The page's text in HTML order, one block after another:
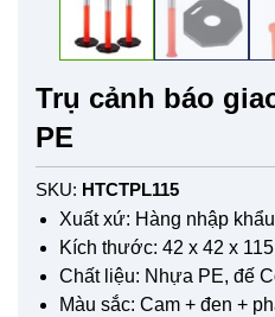
Trụ cảnh báo
PE
SKU: HTCTPL115
Xuất xứ: Hàng nhập khẩu
Kích thước: 42 x 42 x
Chất liệu: Nhựa PE, đế
Màu sắc: Cam + đen +